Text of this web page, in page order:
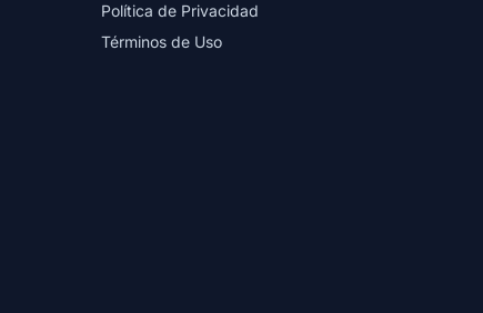
Política de Privacidad
Términos de Uso